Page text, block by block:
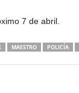
7 de abril.
MAESTRO POLICÍA